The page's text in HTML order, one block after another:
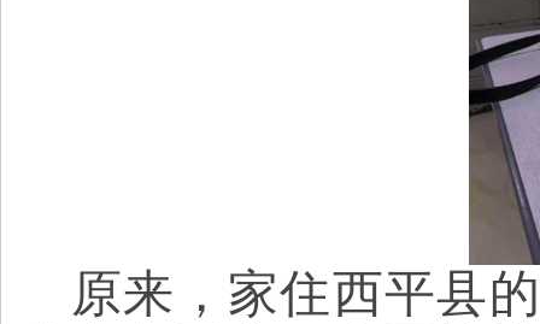
原来，家住西平县的